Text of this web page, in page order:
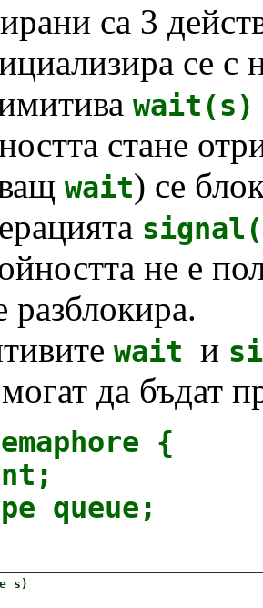
са 3
се с
стане
wait) се
не е
разблокира.
wait и
да бъдат
{
queue;
s)